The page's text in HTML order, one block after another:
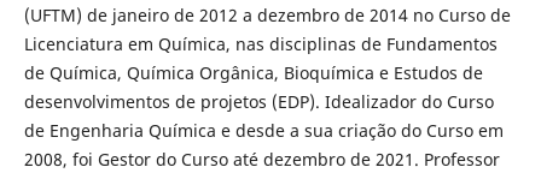
(UFTM) de janeiro de 2012 a dezembro de 2014 no Curso de
Licenciatura em Química, nas disciplinas de Fundamentos
de Química, Química Orgânica, Bioquímica e Estudos de
desenvolvimentos de projetos (EDP). Idealizador do Curso
de Engenharia Química e desde a sua criação do Curso em
2008, foi Gestor do Curso até dezembro de 2021. Professor